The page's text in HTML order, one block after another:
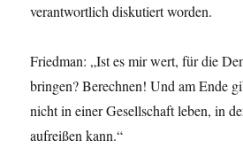
verantwortlich diskutiert worden.
Friedman: „Ist es mir wert, für die
bringen? Berechnen! Und am Ende
nicht in einer Gesellschaft leben, in
aufreißen kann.“